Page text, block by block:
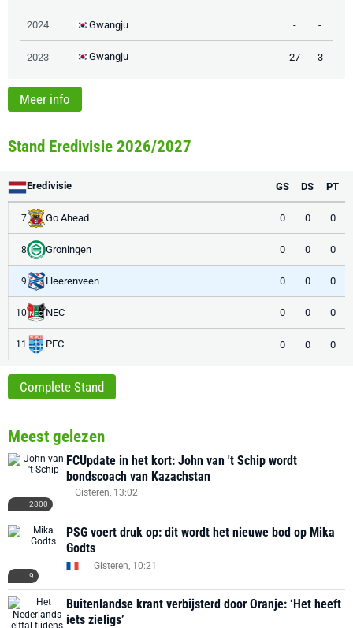
2024 Gwangju - -
2023 Gwangju 27 3
Meer info
Stand Eredivisie 2026/2027
Eredivisie GS DS PT
7 Go Ahead 0 0 0
8 Groningen 0 0 0
9 Heerenveen 0 0 0
10 NEC 0 0 0
11 PEC 0 0 0
Complete Stand
Meest gelezen
2800
FCUpdate in het kort: John van 't Schip wordt
bondscoach van Kazachstan
Gisteren, 13:02
9
PSG voert druk op: dit wordt het nieuwe bod op Mika
Godts
Gisteren, 10:21
Buitenlandse krant verbijsterd door Oranje: ‘Het heeft
iets zieligs’